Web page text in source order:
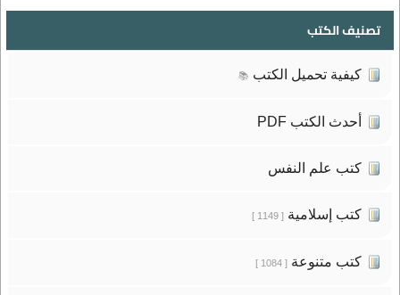
تصنيف الكتب
كيفية تحميل الكتب 📚
أحدث الكتب PDF
كتب علم النفس
كتب إسلامية[ 1149 ]
كتب متنوعة[ 1084 ]